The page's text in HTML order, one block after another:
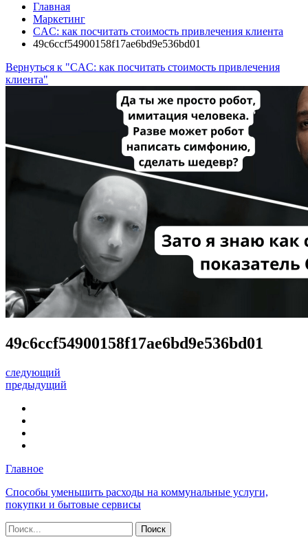
Главная
Маркетинг
CAC: как посчитать стоимость привлечения клиента
49c6ccf54900158f17ae6bd9e536bd01
Вернуться к "CAC: как посчитать стоимость привлечения
клиента"
49c6ccf54900158f17ae6bd9e536bd01
следующий
предыдущий
Главное
Способы уменьшить расходы на коммунальные услуги,
покупки и бытовые сервисы